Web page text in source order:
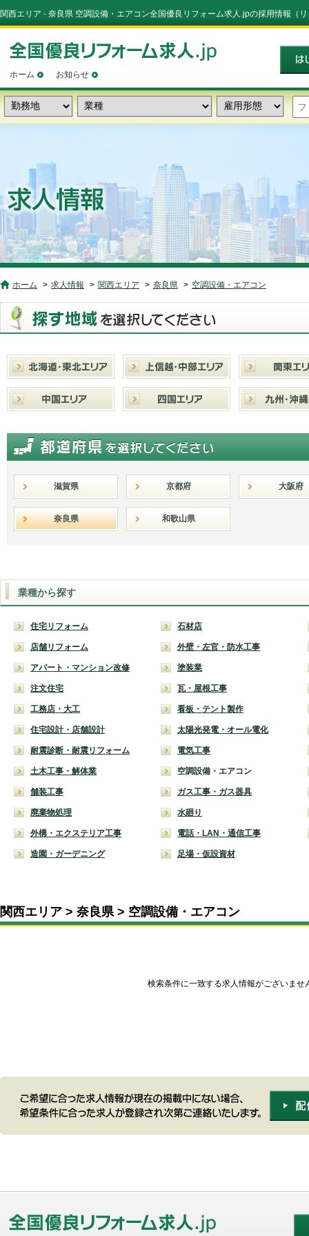
関西エリア - 奈良県 空調設備・エアコン全国優良リフォーム求人.jpの採用情報（
ホーム お知らせ
ホーム 求人情報 関西エリア 奈良県 空調設備・エアコン
滋賀県 京都府 大阪府
奈良県 和歌山県
業種から探す
住宅リフォーム
店舗リフォーム
アパート・マンション改修
注文住宅
工務店・大工
住宅設計・店舗設計
耐震診断・耐震リフォーム
土木工事・解体業
舗装工事
廃棄物処理
外構・エクステリア工事
造園・ガーデニング
石材店
外壁・左官・防水工事
塗装業
瓦・屋根工事
看板・テント製作
太陽光発電・オール電化
電気工事
空調設備・エアコン
ガス工事・ガス器具
水廻り
電話・LAN・通信工事
足場・仮設資材
関西エリア 奈良県 空調設備・エアコン
検索条件に一致する求人情報がございませ